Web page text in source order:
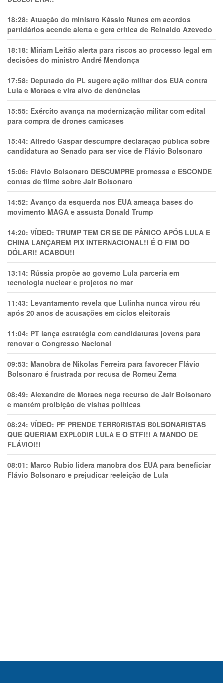
18:28: Atuação do ministro Kássio Nunes em acordos
partidários acende alerta e gera crítica de Reinaldo Azevedo
18:18: Míriam Leitão alerta para riscos ao processo legal em
decisões do ministro André Mendonça
17:58: Deputado do PL sugere ação militar dos EUA contra
Lula e Moraes e vira alvo de denúncias
15:55: Exército avança na modernização militar com edital
para compra de drones camicases
15:44: Alfredo Gaspar descumpre declaração pública sobre
candidatura ao Senado para ser vice de Flávio Bolsonaro
15:06: Flávio Bolsonaro DESCUMPRE promessa e ESCONDE
contas de filme sobre Jair Bolsonaro
14:52: Avanço da esquerda nos EUA ameaça bases do
movimento MAGA e assusta Donald Trump
14:20: VÍDEO: TRUMP TEM CRlSE DE PÂNlCO APÓS LULA E
CHINA LANÇAREM PIX INTERNACIONAL!! É O FIM DO
DÓLAR!! ACABOU!!
13:14: Rússia propõe ao governo Lula parceria em
tecnologia nuclear e projetos no mar
11:43: Levantamento revela que Lulinha nunca virou réu
após 20 anos de acusações em ciclos eleitorais
11:04: PT lança estratégia com candidaturas jovens para
renovar o Congresso Nacional
09:53: Manobra de Nikolas Ferreira para favorecer Flávio
Bolsonaro é frustrada por recusa de Romeu Zema
08:49: Alexandre de Moraes nega recurso de Jair Bolsonaro
e mantém proibição de visitas políticas
08:24: VÍDEO: PF PRENDE TERR0RlSTAS B0LSONARlSTAS
QUE QUERIAM EXPL0DlR LULA E O STF!!! A MANDO DE
FLÁVIO!!!
08:01: Marco Rubio lidera manobra dos EUA para beneficiar
Flávio Bolsonaro e prejudicar reeleição de Lula